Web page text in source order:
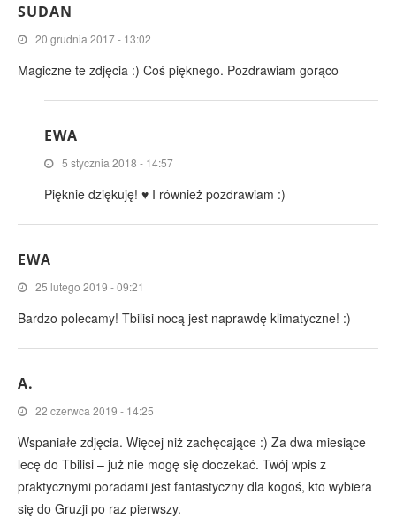
SUDAN
20 grudnia 2017 - 13:02
Magiczne te zdjęcia :) Coś pięknego. Pozdrawiam gorąco
EWA
5 stycznia 2018 - 14:57
Pięknie dziękuję! ♥ I również pozdrawiam :)
EWA
25 lutego 2019 - 09:21
Bardzo polecamy! Tbilisi nocą jest naprawdę klimatyczne! :)
A.
22 czerwca 2019 - 14:25
Wspaniałe zdjęcia. Więcej niż zachęcające :) Za dwa miesiące
lecę do Tbilisi – już nie mogę się doczekać. Twój wpis z
praktycznymi poradami jest fantastyczny dla kogoś, kto wybiera
się do Gruzji po raz pierwszy.